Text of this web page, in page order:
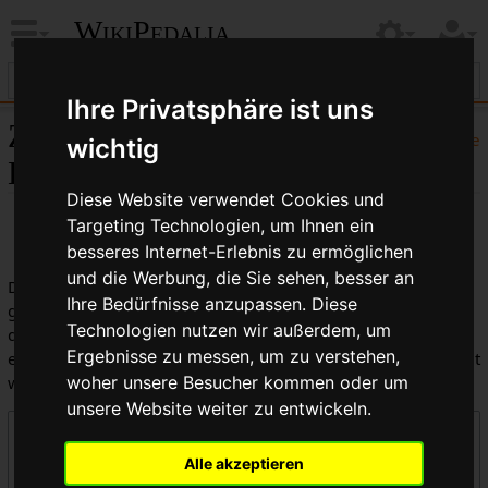
Ihre Privatsphäre ist uns
wichtig
Diese Website verwendet Cookies und
Targeting Technologien, um Ihnen ein
besseres Internet-Erlebnis zu ermöglichen
und die Werbung, die Sie sehen, besser an
Ihre Bedürfnisse anzupassen. Diese
Technologien nutzen wir außerdem, um
Ergebnisse zu messen, um zu verstehen,
woher unsere Besucher kommen oder um
unsere Website weiter zu entwickeln.
Alle akzeptieren
WikiPedalia
Hilfe
Zentrale öffentliche
Logbücher
Dies ist die kombinierte Anzeige aller in WikiPedalia
geführten Logbücher. Die Ausgabe kann durch die Auswahl
des Logbuchtyps, des Benutzers oder des Seitentitels
eingeschränkt werden (Groß-/Kleinschreibung muss beachtet
werden).
Logbücher
Zentrale öffentliche Logbücher